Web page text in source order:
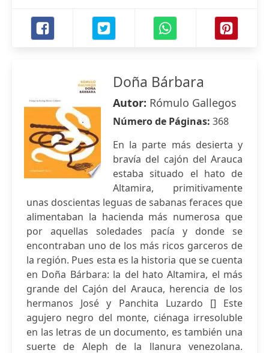
Doña Bárbara
Autor: Rómulo Gallegos
Número de Páginas: 368
En la parte más desierta y
bravía del cajón del Arauca
estaba situado el hato de
Altamira, primitivamente
unas doscientas leguas de sabanas feraces que
alimentaban la hacienda más numerosa que
por aquellas soledades pacía y donde se
encontraban uno de los más ricos garceros de
la región. Pues esta es la historia que se cuenta
en Doña Bárbara: la del hato Altamira, el más
grande del Cajón del Arauca, herencia de los
hermanos José y Panchita Luzardo [] Este
agujero negro del monte, ciénaga irresoluble
en las letras de un documento, es también una
suerte de Aleph de la llanura venezolana.